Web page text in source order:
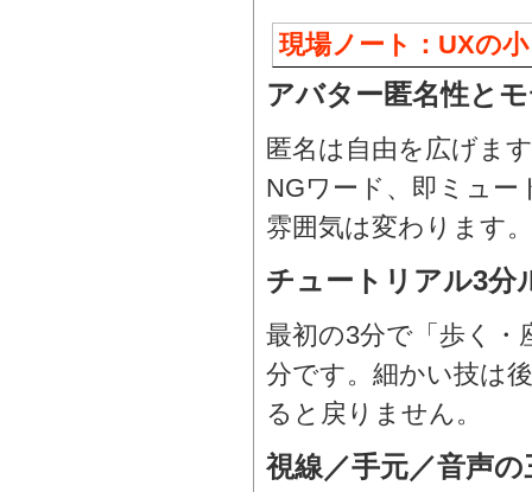
現場ノート：UXの
アバター匿名性と
匿名は自由を広げま
NGワード、即ミュー
雰囲気は変わります。
チュートリアル3分
最初の3分で「歩く・
分です。細かい技は
ると戻りません。
視線／手元／音声